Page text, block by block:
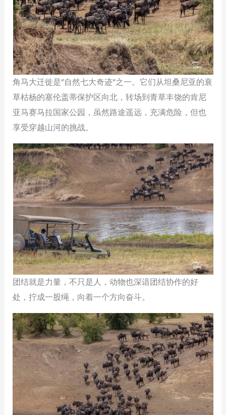
角马大迁徙是”自然七大奇迹”之一。它们从坦桑尼亚的衰
草枯杨的塞伦盖蒂保护区向北，转场到青草丰饶的肯尼
亚马赛马拉国家公园，虽然路途遥远，充满危险，但也
享受穿越山河的挑战。
团结就是力量，不只是人，动物也深谙团结协作的好
处，拧成一股绳，向着一个方向奋斗。